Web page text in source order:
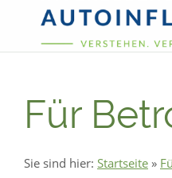
Für
Sie sind hier: Startseite »